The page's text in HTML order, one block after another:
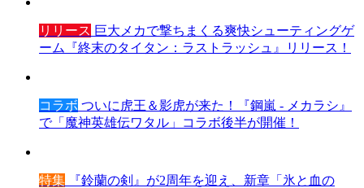
リリース 巨大メカで撃ちまくる爽快シューティングゲ
ーム『終末のタイタン：ラストラッシュ』リリース！
コラボ ついに虎王＆影虎が来た！『鋼嵐 - メカラシ』
で「魔神英雄伝ワタル」コラボ後半が開催！
特集 『鈴蘭の剣』が2周年を迎え、新章「氷と血の